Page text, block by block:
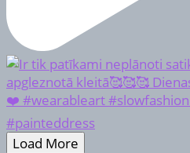
Load More